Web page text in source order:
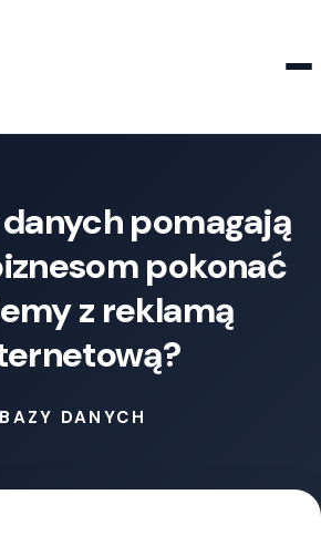
pomagają
pokonać
z reklamą
BAZY DANYCH